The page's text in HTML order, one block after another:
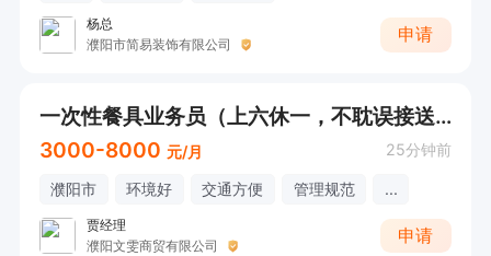
杨总
濮阳市简易装饰有限公司
申请
一次性餐具业务员（上六休一，不耽误接送孩子，直接打电话）
3000-8000 元/月 25分钟前
濮阳市 环境好 交通方便 管理规范 ...
贾经理
濮阳文雯商贸有限公司
申请